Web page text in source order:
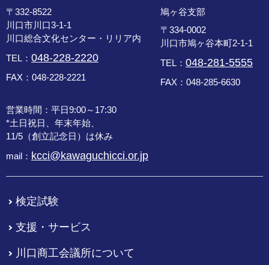
〒332-8522
川口市川口3-1-1
川口総合文化センター・リリア内
TEL： 048-228-2220
FAX：048-228-2221
鳩ヶ谷支部
〒334-0002
川口市鳩ヶ谷本町2-1-1
TEL： 048-281-5555
FAX：048-285-6630
営業時間：平日9:00～17:30
*土日祝日、年末年始、
11/5（創立記念日）は休み
mail： kcci@kawaguchicci.or.jp
検定試験
支援・サービス
川口商工会議所について